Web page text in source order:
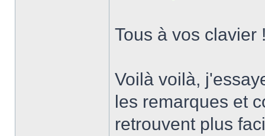
Tous à vos clavier
Voilà voilà,
les remarques et
retrouvent plus